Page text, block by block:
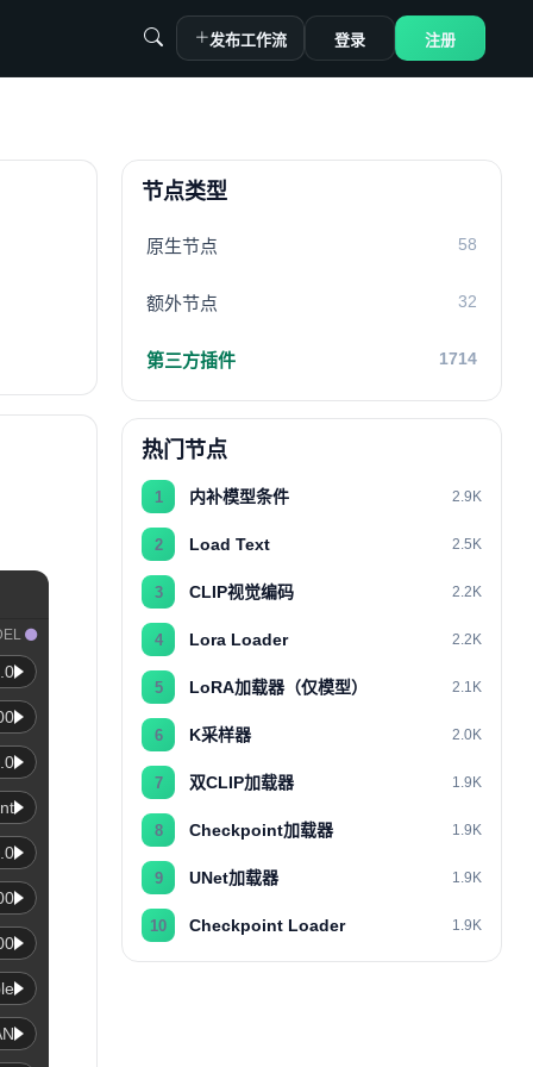
发布工作流 登录 注册
节点类型
原生节点 58
额外节点 32
第三方插件 1714
热门节点
1 内补模型条件 2.9K
2 Load Text 2.5K
3 CLIP视觉编码 2.2K
4 Lora Loader 2.2K
5 LoRA加载器（仅模型） 2.1K
6 K采样器 2.0K
7 双CLIP加载器 1.9K
8 Checkpoint加载器 1.9K
9 UNet加载器 1.9K
10 Checkpoint Loader 1.9K